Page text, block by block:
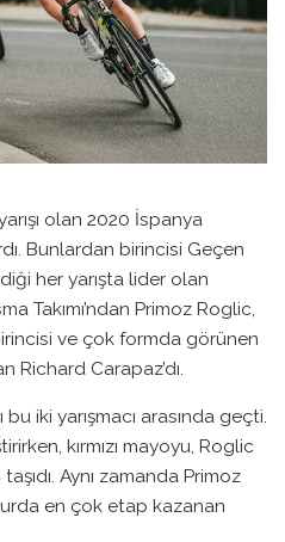
olan 2020 İspanya
Bunlardan birincisi Geçen
her yarışta lider olan
Takımı’ndan Primoz Roglic,
ve çok formda görünen
Richard Carapaz’dı.
iki yarışmacı arasında geçti.
kırmızı mayoyu, Roglic
Aynı zamanda Primoz
en çok etap kazanan